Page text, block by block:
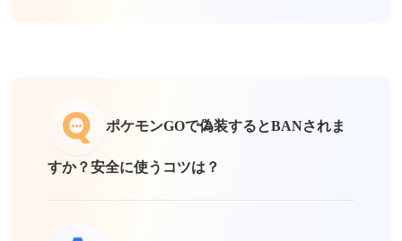
ポケモンGOで偽装するとBANされま
すか？安全に使うコツは？